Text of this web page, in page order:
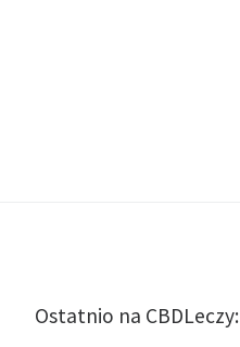
Ostatnio na CBDLeczy: